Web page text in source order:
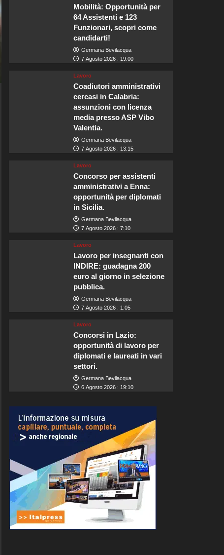
Mobilità: Opportunità per
64 Assistenti e 123
Funzionari, scopri come
candidarti!
Germana Bevilacqua
7 Agosto 2026 : 19:00
Lavoro
Coadiutori amministrativi
cercasi in Calabria:
assunzioni con licenza
media presso ASP Vibo
Valentia.
Germana Bevilacqua
7 Agosto 2026 : 13:15
Lavoro
Concorso per assistenti
amministrativi a Enna:
opportunità per diplomati
in Sicilia.
Germana Bevilacqua
7 Agosto 2026 : 7:10
Lavoro
Lavoro per insegnanti con
INDIRE: guadagna 200
euro al giorno in selezione
pubblica.
Germana Bevilacqua
7 Agosto 2026 : 1:05
Lavoro
Concorsi in Lazio:
opportunità di lavoro per
diplomati e laureati in vari
settori.
Germana Bevilacqua
6 Agosto 2026 : 19:10